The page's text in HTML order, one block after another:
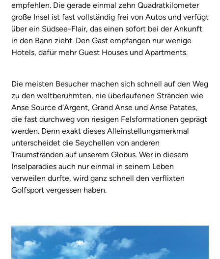
empfehlen. Die gerade einmal zehn Quadratkilometer
große Insel ist fast vollständig frei von Autos und verfügt
über ein Südsee-Flair, das einen sofort bei der Ankunft
in den Bann zieht. Den Gast empfangen nur wenige
Hotels, dafür mehr Guest Houses und Apartments.
Die meisten Besucher machen sich schnell auf den Weg
zu den weltberühmten, nie überlaufenen Stränden wie
Anse Source d‘Argent, Grand Anse und Anse Patates,
die fast durchweg von riesigen Felsformationen geprägt
werden. Denn exakt dieses Alleinstellungsmerkmal
unterscheidet die Seychellen von anderen
Traumstränden auf unserem Globus. Wer in diesem
Inselparadies auch nur einmal in seinem Leben
verweilen durfte, wird ganz schnell den verflixten
Golfsport vergessen haben.